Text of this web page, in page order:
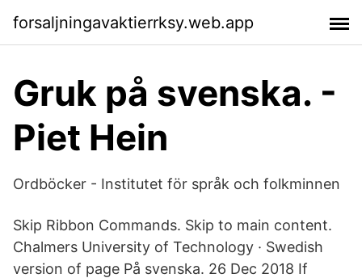
forsaljningavaktierrksy.web.app
Gruk på svenska. -
Piet Hein
Ordböcker - Institutet för språk och folkminnen
Skip Ribbon Commands. Skip to main content.
Chalmers University of Technology · Swedish
version of page På svenska. 26 Dec 2018 If